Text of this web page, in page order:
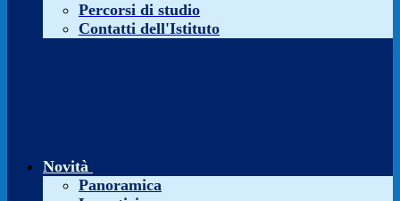
Percorsi di studio
Contatti dell'Istituto
Novità
Panoramica